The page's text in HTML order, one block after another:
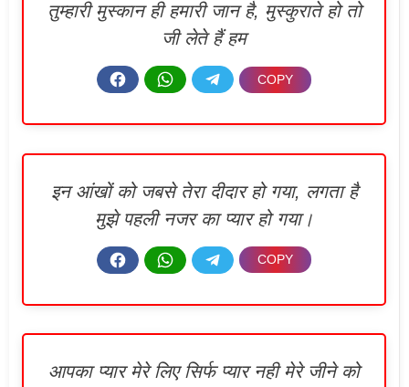
तुम्हारी मुस्कान ही हमारी जान है, मुस्कुराते हो तो
जी लेते हैं हम
इन आंखों को जबसे तेरा दीदार हो गया, लगता है
मुझे पहली नजर का प्यार हो गया।
आपका प्यार मेरे लिए सिर्फ प्यार नही मेरे जीने को